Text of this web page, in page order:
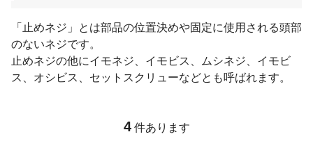
シリーズから探す
「止めネジ」とは部品の位置決めや固定に使用される頭部
のないネジです。
止めネジの他にイモネジ、イモビス、ムシネジ、イモビ
ス、オシビス、セットスクリューなどとも呼ばれます。
4 件あります